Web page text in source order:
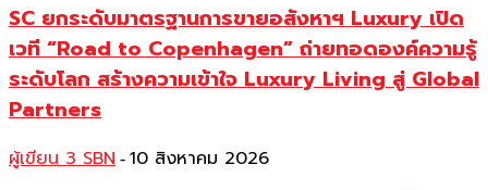
SC ยกระดับมาตรฐานการขายอสังหาฯ Luxury เปิด
เวที “Road to Copenhagen” ถ่ายทอดองค์ความรู้
ระดับโลก สร้างความเข้าใจ Luxury Living สู่ Global
Partners
ผู้เขียน 3 SBN - 10 สิงหาคม 2026